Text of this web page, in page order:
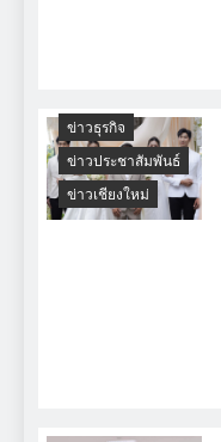
ข่าวธุรกิจ
ข่าวประชาสัมพันธ์
ข่าวเชียงใหม่